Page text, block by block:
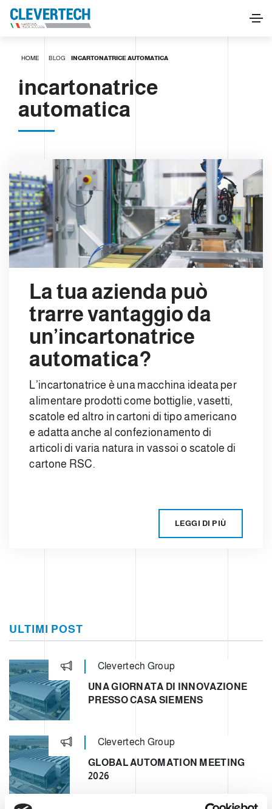
HOME BLOG INCARTONATRICE AUTOMATICA
incartonatrice
automatica
La tua azienda può
trarre vantaggio da
un’incartonatrice
automatica?
L’incartonatrice è una macchina ideata per
alimentare prodotti come bottiglie, vasetti,
scatole ed altro in cartoni di tipo americano
e adatta anche al confezionamento di
articoli di varia natura in vassoi o scatole di
cartone RSC.
LEGGI DI PIÙ
ULTIMI POST
Clevertech Group
UNA GIORNATA DI INNOVAZIONE
PRESSO CASA SIEMENS
Clevertech Group
GLOBAL AUTOMATION MEETING
2026